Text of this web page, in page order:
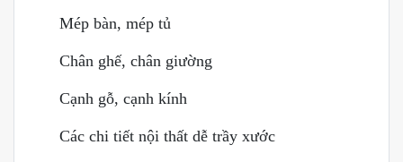
Mép bàn, mép tủ
Chân ghế, chân giường
Cạnh gỗ, cạnh kính
Các chi tiết nội thất dễ trầy xước